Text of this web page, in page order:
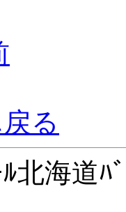
る
ﾙ北海道